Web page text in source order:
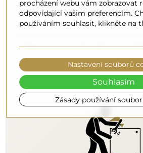
Čištění a péče
Pro zachování optimálního lesku
specializované přípravky, dbejte na
pH (kolem 7). Vyhněte se silným
obsahujícím ocet, čpavek nebo silné
si zrcadlo zachová krásný odraz po
Chcete se dozvědět více?
procházení webu vám zobrazovat
odpovídající vašim preferencím.
používáním souhlasit, klikněte na
Zásady používání
Nastavení souborů
Souhlasím